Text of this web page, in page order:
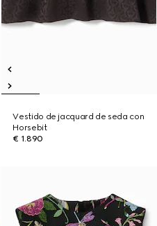
Vestido de jacquard de seda con
Horsebit
€ 1.890